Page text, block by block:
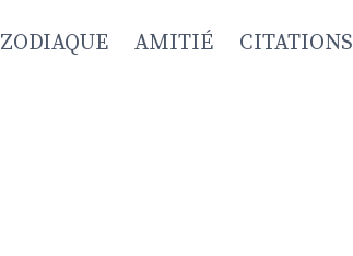
ZODIAQUE AMITIÉ CITATIONS